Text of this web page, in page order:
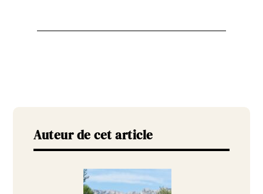
Auteur de cet article